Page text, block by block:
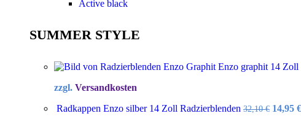
Active black
SUMMER STYLE
Enzo graphit 14 Zoll
zzgl. Versandkosten
Radkappen Enzo silber 14 Zoll Radzierblenden 32,10€ 14,95 €